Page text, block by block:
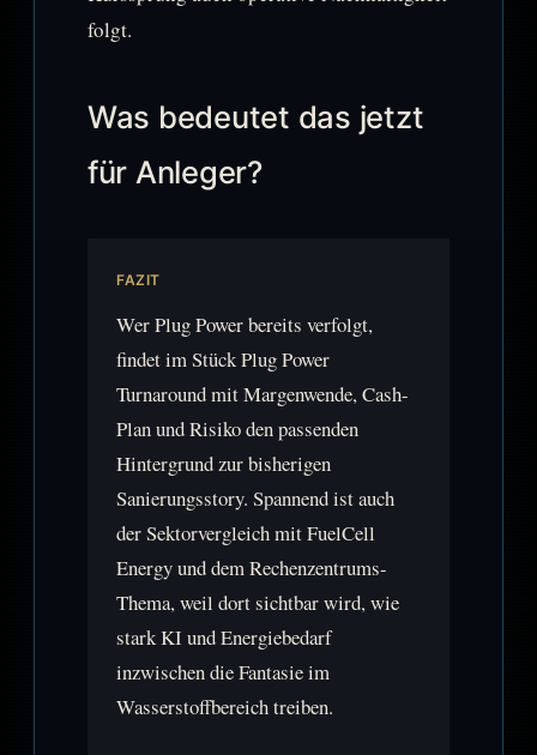
folgt.
Was bedeutet das jetzt
für Anleger?
FAZIT
Wer Plug Power bereits verfolgt,
findet im Stück Plug Power
Turnaround mit Margenwende, Cash-
Plan und Risiko den passenden
Hintergrund zur bisherigen
Sanierungsstory. Spannend ist auch
der Sektorvergleich mit FuelCell
Energy und dem Rechenzentrums-
Thema, weil dort sichtbar wird, wie
stark KI und Energiebedarf
inzwischen die Fantasie im
Wasserstoffbereich treiben.